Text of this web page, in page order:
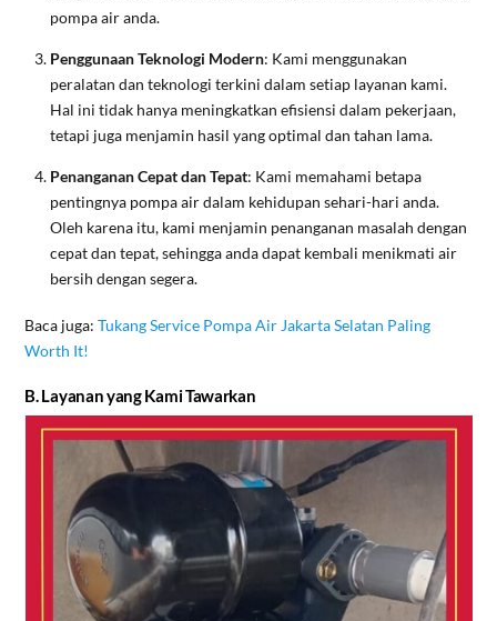
pompa air anda.
Penggunaan Teknologi Modern: Kami menggunakan
peralatan dan teknologi terkini dalam setiap layanan kami.
Hal ini tidak hanya meningkatkan efisiensi dalam pekerjaan,
tetapi juga menjamin hasil yang optimal dan tahan lama.
Penanganan Cepat dan Tepat: Kami memahami betapa
pentingnya pompa air dalam kehidupan sehari-hari anda.
Oleh karena itu, kami menjamin penanganan masalah dengan
cepat dan tepat, sehingga anda dapat kembali menikmati air
bersih dengan segera.
Baca juga:Tukang Service Pompa Air Jakarta Selatan Paling
Worth It!
B. Layanan yang Kami Tawarkan